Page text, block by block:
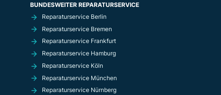
BUNDESWEITER REPARATURSERVICE
Reparaturservice Berlin
Reparaturservice Bremen
Reparaturservice Frankfurt
Reparaturservice Hamburg
Reparaturservice Köln
Reparaturservice München
Reparaturservice Nürnberg